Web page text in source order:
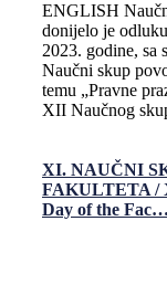
ENGLISH
donijelo je
2023. godine, sa
Naučni skup
temu „Pravne
XII Naučnog
XI. NAUČNI
FAKULTETA /
Day of the Fac…